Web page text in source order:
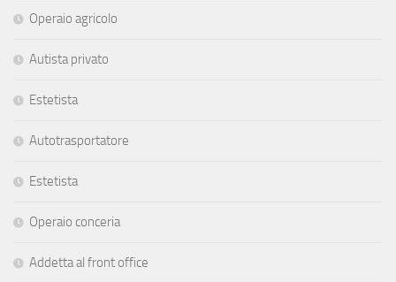
Operaio agricolo
Autista privato
Estetista
Autotrasportatore
Estetista
Operaio conceria
Addetta al front office